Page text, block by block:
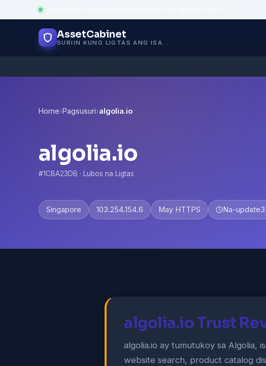
Powered by trustworthy infrastructure
AssetCabinet
SURIIN KUNG LIGTAS ANG ISANG WEBSITE
Home›Pagsusuri›algolia.io
algolia.io
#1CBA23DB · Lubos na Ligtas
Singapore 103.254.154.6 May HTTPS Na-update
algolia.io Trust
algolia.io ay tumutukoy sa Algolia,
website search, product catalog